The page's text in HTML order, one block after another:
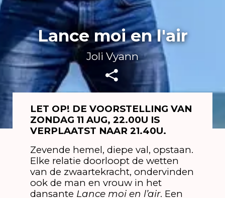
Lance moi en l'air
Joli Vyann
LET OP! DE VOORSTELLING VAN
ZONDAG 11 AUG, 22.00U IS
VERPLAATST NAAR 21.40U.
Zevende hemel, diepe val, opstaan.
Elke relatie doorloopt de wetten
van de zwaartekracht, ondervinden
ook de man en vrouw in het
dansante Lance moi en l’air. Een